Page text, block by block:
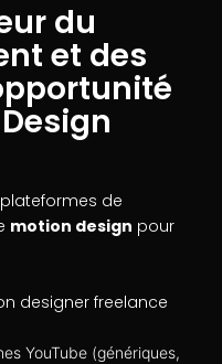
du
et des
de
motion design pour
designer freelance
YouTube (génériques,